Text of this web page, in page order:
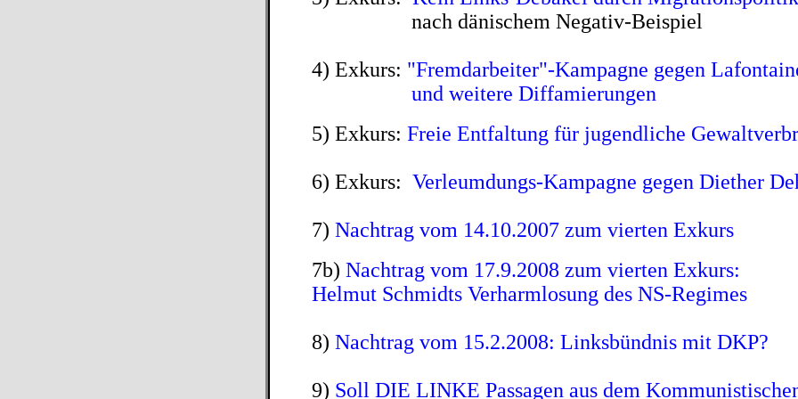
nach dänischem Negativ-Beispiel
4) Exkurs: "Fremdarbeiter"-Kampagne gegen
und weitere Diffamierungen
5) Exkurs: Freie Entfaltung für jugendliche
6) Exkurs: Verleumdungs-Kampagne gegen Diether
7) Nachtrag vom 14.10.2007 zum vierten Exkurs
7b) Nachtrag vom 17.9.2008 zum vierten Exkurs:
Helmut Schmidts Verharmlosung des NS-Regimes
8) Nachtrag vom 15.2.2008: Linksbündnis mit DKP?
9) Soll DIE LINKE Passagen aus dem